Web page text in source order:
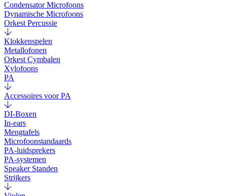
Condensator Microfoons
Dynamische Microfoons
Orkest Percussie
Klokkenspelen
Metallofonen
Orkest Cymbalen
Xylofoons
PA
Accessoires voor PA
DI-Boxen
In-ears
Mengtafels
Microfoonstandaards
PA-luidsprekers
PA-systemen
Speaker Standen
Strijkers